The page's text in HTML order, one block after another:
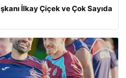
İlkay Çiçek ve Çok Sayıda